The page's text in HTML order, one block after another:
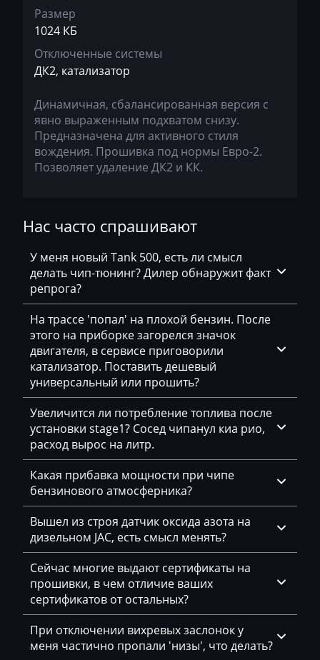
BAW
Bell
Bentley
BMW
BobCat
Buhler
BYD
Cadillac
Camc
Case
Caterpillar
CFMoto
Challenger
Changan
Changhe
Chery
Chevrolet
Chrysler
Citroen
Claas
CMI
Размер
1024 КБ
Отключенные системы
ДК2, катализатор
Динамичная, сбалансированная версия с
явно выраженным подхватом снизу.
Предназначена для активного стиля
вождения. Прошивка под нормы Евро-2.
Позволяет удаление ДК2 и КК.
Нас часто спрашивают
У меня новый Tank 500, есть ли смысл
делать чип-тюнинг? Дилер обнаружит факт
репрога?
На трассе 'попал' на плохой бензин. После
этого на приборке загорелся значок
двигателя, в сервисе приговорили
катализатор. Поставить дешевый
универсальный или прошить?
Увеличится ли потребление топлива после
установки stage1? Сосед чипанул киа рио,
расход вырос на литр.
Какая прибавка мощности при чипе
бензинового атмосферника?
Вышел из строя датчик оксида азота на
дизельном JAC, есть смысл менять?
Сейчас многие выдают сертификаты на
прошивки, в чем отличие ваших
сертификатов от остальных?
При отключении вихревых заслонок у
меня частично пропали 'низы', что делать?